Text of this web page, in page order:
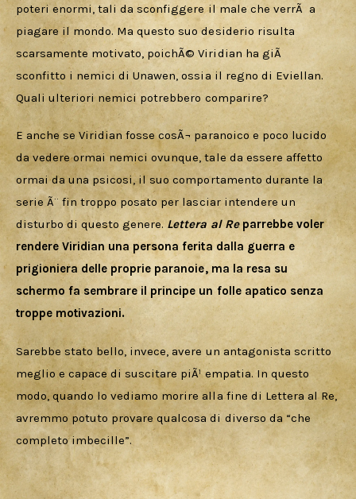
poteri enormi, tali da sconfiggere il male che verrÃ  a
piagare il mondo. Ma questo suo desiderio risulta
scarsamente motivato, poichÃ© Viridian ha giÃ
sconfitto i nemici di Unawen, ossia il regno di Eviellan.
Quali ulteriori nemici potrebbero comparire?
E anche se Viridian fosse cosÃ¬ paranoico e poco lucido
da vedere ormai nemici ovunque, tale da essere affetto
ormai da una psicosi, il suo comportamento durante la
serie Ã¨ fin troppo posato per lasciar intendere un
disturbo di questo genere. Lettera al Re parrebbe voler
rendere Viridian una persona ferita dalla guerra e
prigioniera delle proprie paranoie, ma la resa su
schermo fa sembrare il principe un folle apatico senza
troppe motivazioni.
Sarebbe stato bello, invece, avere un antagonista scritto
meglio e capace di suscitare piÃ¹ empatia. In questo
modo, quando lo vediamo morire alla fine di Lettera al Re,
avremmo potuto provare qualcosa di diverso da “che
completo imbecille”.